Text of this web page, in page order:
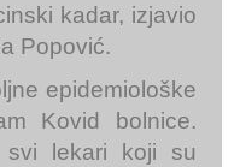
kadar, izjavio
Popović.
epidemiološke
Kovid bolnice.
svi lekari koji su